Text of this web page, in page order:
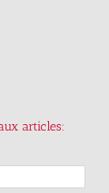
articles: